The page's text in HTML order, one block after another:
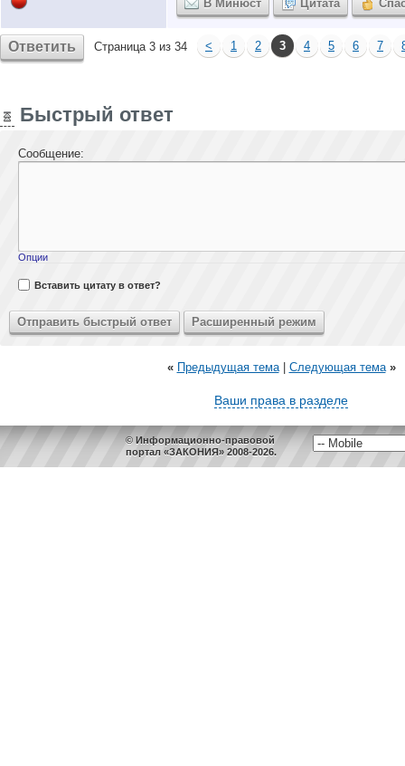
В Минюст Цитата
Ответить Страница 3 из 34 < 1 2 3 4 5 6 7
Быстрый ответ
Сообщение:
Опции
Вставить цитату в ответ?
« Предыдущая тема| Следующая тема »
Ваши права в разделе
© Информационно-правовой
портал «ЗАКОНИЯ» 2008-2026.